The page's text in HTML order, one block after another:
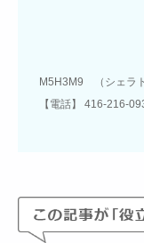
M5H3M9 （シェラ
【電話】 416-216-